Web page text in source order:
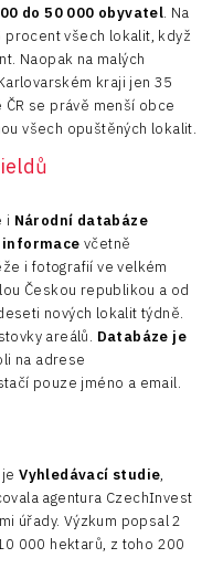
do 50 000 obyvatel. Na
všech lokalit, když
Naopak na malých
kraji jen 35
se právě menší obce
všech opuštěných lokalit.
i Národní databáze
včetně
i fotografií ve velkém
Českou republikou a od
nových lokalit týdně.
areálů. Databáze je
na adrese
pouze jméno a email.
jeVyhledávací studie,
agentura CzechInvest
úřady. Výzkum popsal 2
000 hektarů, z toho 200